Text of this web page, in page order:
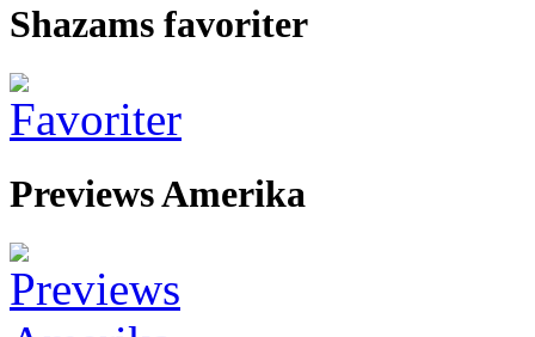
Shazams favoriter
Previews Amerika